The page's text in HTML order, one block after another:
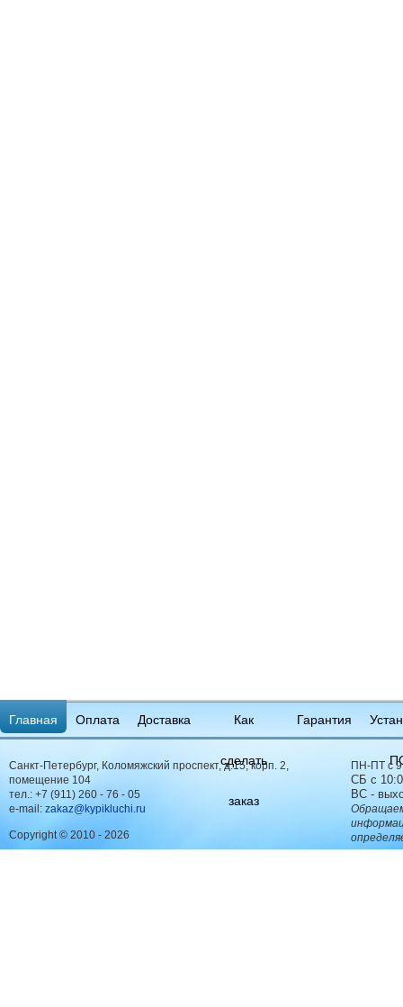
Главная Оплата Доставка Как
сделать
заказ
Гарантия
Copyright © 2010 - 2026
Санкт-Петербург, Коломяжский проспект, д.15, корп. 2,
помещение 104
тел.: +7 (911) 260 - 76 - 05
e-mail: zakaz@kypikluchi.ru
ПН-ПТ с
СБ с
ВС -